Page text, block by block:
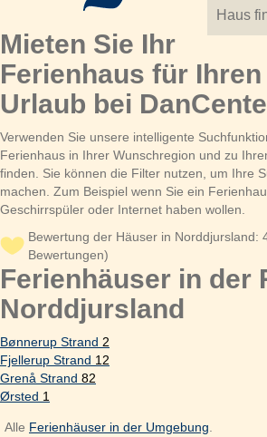
Haus
Mieten Sie Ihr
Ferienhaus für
Urlaub bei
Verwenden Sie unsere intelligente
Ferienhaus in Ihrer Wunschregion und zu
finden. Sie können die Filter nutzen, um Ihre
machen. Zum Beispiel wenn Sie ein
Geschirrspüler oder Internet haben wollen.
Bewertung der Häuser in Norddjursland:
Bewertungen)
Ferienhäuser in der
Norddjursland
Bønnerup Strand 2
Fjellerup Strand 12
Grenå Strand 82
Ørsted 1
Alle Ferienhäuser in der Umgebung